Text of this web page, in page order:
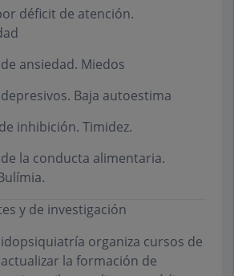
déficit de atención.
ansiedad. Miedos
Baja autoestima
inhibición. Timidez.
la conducta alimentaria.
y de investigación
organiza cursos de
la formación de